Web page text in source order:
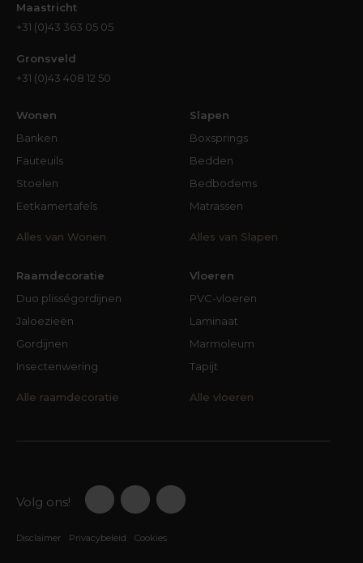
Maastricht
+31 (0)43 363 05 05
Gronsveld
+31 (0)43 408 12 50
Wonen
Banken
Fauteuils
Stoelen
Eetkamertafels
Alles van Wonen
Slapen
Boxsprings
Bedden
Bedbodems
Matrassen
Alles van Slapen
Raamdecoratie
Duo plisségordijnen
Jaloezieën
Gordijnen
Insectenwering
Alle raamdecoratie
Vloeren
PVC-vloeren
Laminaat
Marmoleum
Tapijt
Alle vloeren
Volg ons!
Disclaimer Privacybeleid Cookies